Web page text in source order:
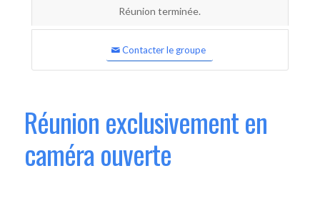
Réunion terminée.
Contacter le groupe
Réunion exclusivement en
caméra ouverte